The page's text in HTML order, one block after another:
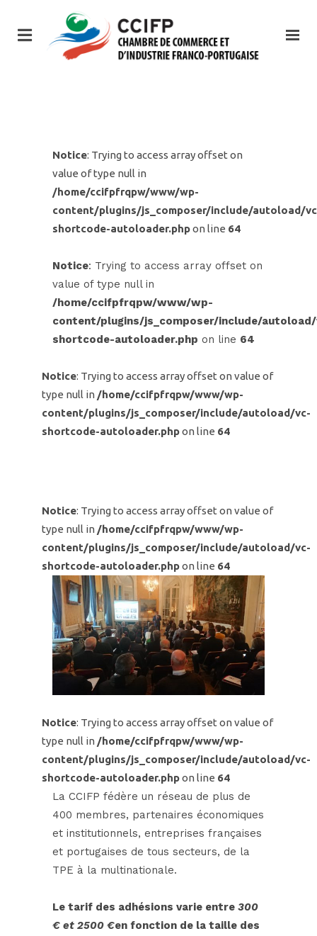
Notice: Trying to access array offset on
value of type null in
/home/ccifpfrqpw/www/wp-
content/plugins/js_composer/include/autoload/
shortcode-autoloader.phpon line 64
Notice: Trying to access array offset on
value of type null in
/home/ccifpfrqpw/www/wp-
content/plugins/js_composer/include/
shortcode-autoloader.php on line 64
Notice: Trying to access array offset on value of
type null in /home/ccifpfrqpw/www/wp-
content/plugins/js_composer/include/autoload/vc-
shortcode-autoloader.phpon line 64
Notice: Trying to access array offset on value of
type null in /home/ccifpfrqpw/www/wp-
content/plugins/js_composer/include/autoload/vc-
shortcode-autoloader.phpon line 64
Notice: Trying to access array offset on value of
type null in /home/ccifpfrqpw/www/wp-
content/plugins/js_composer/include/autoload/vc-
shortcode-autoloader.phpon line 64
La CCIFP fédère un réseau de plus de
400 membres, partenaires économiques
et institutionnels, entreprises françaises
et portugaises de tous secteurs, de la
TPE à la multinationale.
Le tarif des adhésions varie entre 300
€ et 2500 €en fonction de la taille des